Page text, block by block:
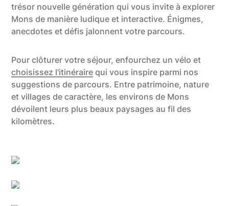
trésor nouvelle génération qui vous invite à explorer
Mons de manière ludique et interactive. Énigmes,
anecdotes et défis jalonnent votre parcours.
Pour clôturer votre séjour, enfourchez un vélo et
choisissez l'itinéraire qui vous inspire parmi nos
suggestions de parcours. Entre patrimoine, nature
et villages de caractère, les environs de Mons
dévoilent leurs plus beaux paysages au fil des
kilomètres.